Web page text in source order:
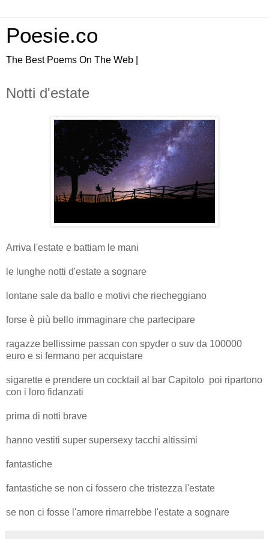
Poesie.co
The Best Poems On The Web |
Notti d'estate
Arriva l'estate e battiam le mani
le lunghe notti d'estate a sognare
lontane sale da ballo e motivi che riecheggiano
forse è più bello immaginare che partecipare
ragazze bellissime passan con spyder o suv da 100000
euro e si fermano per acquistare
sigarette e prendere un cocktail al bar Capitolo poi ripartono
con i loro fidanzati
prima di notti brave
hanno vestiti super supersexy tacchi altissimi
fantastiche
fantastiche se non ci fossero che tristezza l'estate
se non ci fosse l'amore rimarrebbe l'estate a sognare